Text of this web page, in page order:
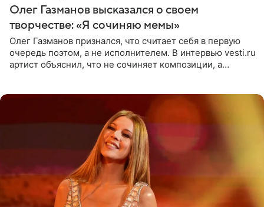
Олег Газманов высказался о своем
творчестве: «Я сочиняю мемы»
Олег Газманов признался, что считает себя в первую
очередь поэтом, а не исполнителем. В интервью vesti.ru
артист объяснил, что не сочиняет композиции, а